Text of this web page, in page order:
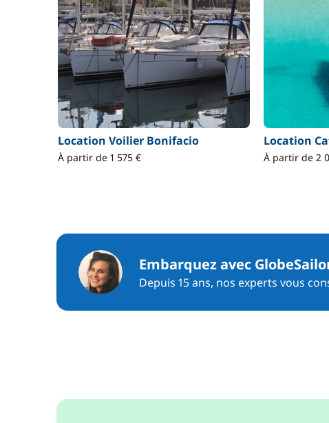
Location Voilier Bonifacio
À partir de 1 575 €
Location
À partir de 2
Embarquez avec
Depuis 15 ans, nos experts vous